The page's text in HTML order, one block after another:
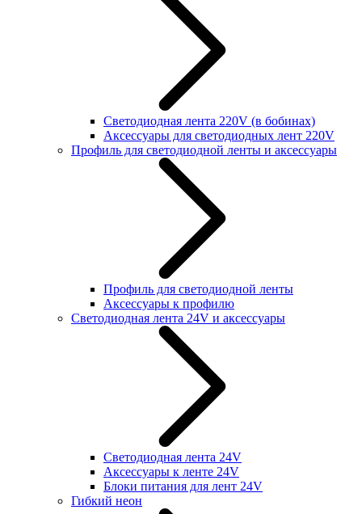
Светодиодная лента 220V (в бобинах)
Аксессуары для светодиодных лент 220V
Профиль для светодиодной ленты и аксессуары
Профиль для светодиодной ленты
Аксессуары к профилю
Светодиодная лента 24V и аксессуары
Светодиодная лента 24V
Аксессуары к ленте 24V
Блоки питания для лент 24V
Гибкий неон